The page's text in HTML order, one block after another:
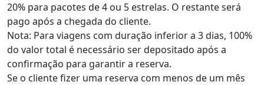
20% para pacotes de 4 ou 5 estrelas. O restante será
pago após a chegada do cliente.
Nota: Para viagens com duração inferior a 3 dias, 100%
do valor total é necessário ser depositado após a
confirmação para garantir a reserva.
Se o cliente fizer uma reserva com menos de um mês